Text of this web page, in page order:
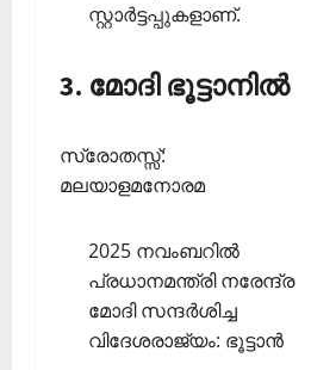
സ്റ്റാര്‍ട്ടപ്പുകളാണ്.
3. മോദി ഭൂട്ടാനില്‍
സ്രോതസ്സ്:
മലയാളമനോരമ
2025 നവംബറില്‍
പ്രധാനമന്ത്രി നരേന്ദ്ര
മോദി സന്ദര്‍ശിച്ച
വിദേശരാജ്യം: ഭൂട്ടാന്‍